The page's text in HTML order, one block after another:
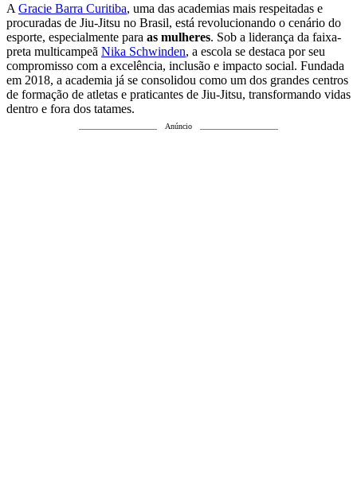
A Gracie Barra Curitiba, uma das academias mais respeitadas e
procuradas de Jiu-Jitsu no Brasil, está revolucionando o cenário do
esporte, especialmente para as mulheres. Sob a liderança da faixa-
preta multicampeã Nika Schwinden, a escola se destaca por seu
compromisso com a excelência, inclusão e impacto social. Fundada
em 2018, a academia já se consolidou como um dos grandes centros
de formação de atletas e praticantes de Jiu-Jitsu, transformando vidas
dentro e fora dos tatames.
Anúncio